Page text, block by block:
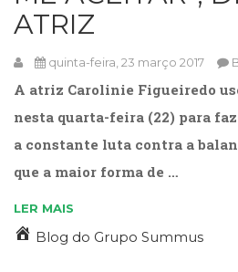
e
Marketing
(33)
(23)
Rádio
(8)
Públicas
Empresarial
ATRIZ
quinta-feira, 23 março 2017
A atriz Carolinie Figueiredo
nesta quarta-feira (22) para
a constante luta contra a
que a maior forma de …
LER MAIS
Blog do Grupo Summus